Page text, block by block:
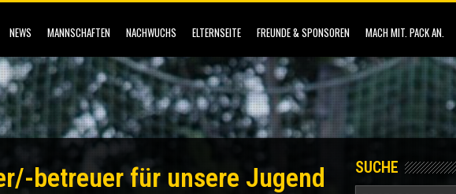
NEWS MANNSCHAFTEN NACHWUCHS ELTERNSEITE FREUNDE & SPONSOREN MACH MIT. PACK AN.
betreuer für unsere Jugend
SUCHE